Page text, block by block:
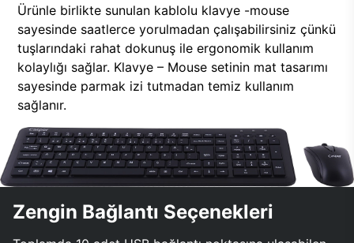
Ürünle birlikte sunulan kablolu klavye -mouse
sayesinde saatlerce yorulmadan çalışabilirsiniz çünkü
tuşlarındaki rahat dokunuş ile ergonomik kullanım
kolaylığı sağlar. Klavye – Mouse setinin mat tasarımı
sayesinde parmak izi tutmadan temiz kullanım
sağlanır.
Zengin Bağlantı Seçenekleri